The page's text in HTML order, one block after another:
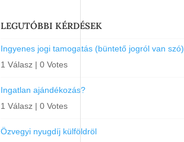
LEGUTÓBBI KÉRDÉSEK
Ingyenes jogi tamogatás (büntető jogról van szó)
1 Válasz | 0 Votes
Ingatlan ajándékozás?
1 Válasz | 0 Votes
Özvegyi nyugdíj külföldröl